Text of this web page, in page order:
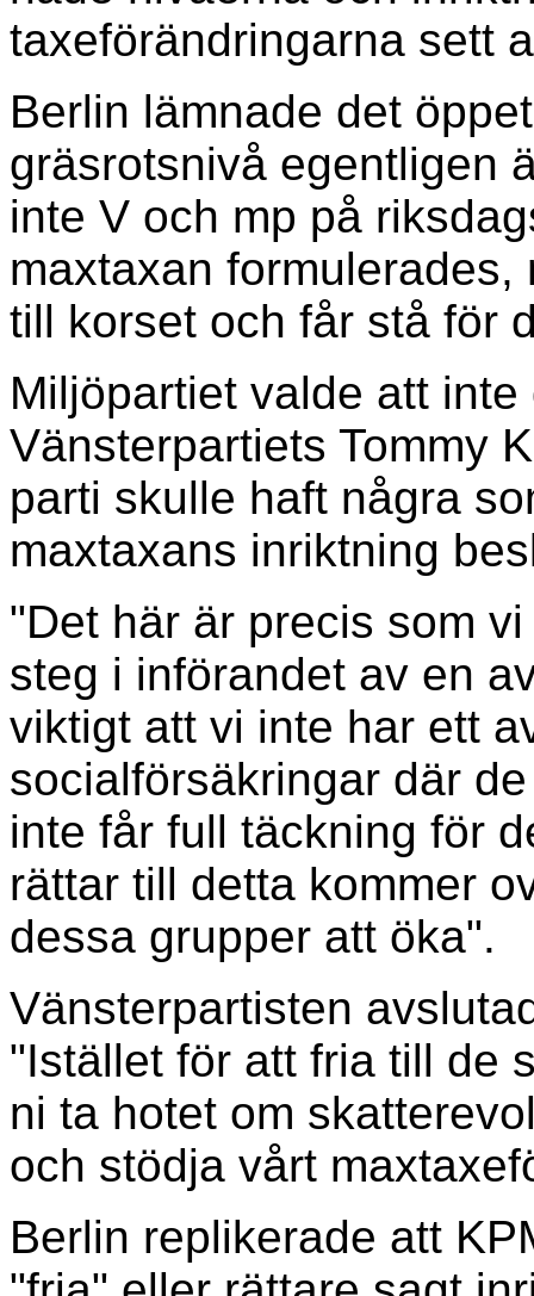
taxeförändringarna sett
Berlin lämnade det
gräsrotsnivå egentligen
inte V och mp på
maxtaxan
till korset och får stå för
Miljöpartiet valde att
Vänsterpartiets Tommy
parti skulle haft några
maxtaxans inriktning
"Det här är precis som
steg i införandet av en
viktigt att vi inte har ett
socialförsäkringar där
inte får full täckning för
rättar till detta kommer
dessa grupper att öka".
Vänsterpartisten
"Istället för att fria till de
ni ta hotet om
och stödja vårt
Berlin replikerade att